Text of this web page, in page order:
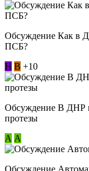
Обсуждение Как в
ПСБ?
Н В +10
Обсуждение В ДНР
протезы
А А
Обсуждение